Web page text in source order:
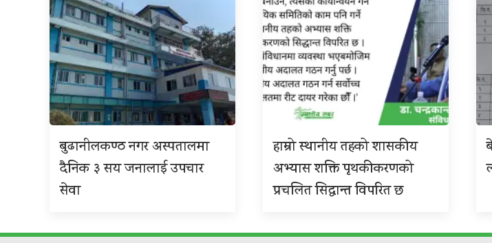
बुढानीलकण्ठ नगर अस्पतालमा
दैनिक ३ सय जनालाई उपचार
सेवा
हाम्रो स्थानीय तहको शासकीय
अभ्यास शक्ति पृथकीकरणको
प्रचलित सिद्धान्त विपरित छ